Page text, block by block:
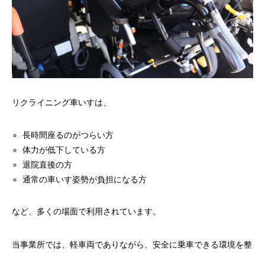
リクライニング車いすは、
長時間座るのがつらい方
体力が低下している方
退院直後の方
通常の車いす姿勢が負担になる方
など、多くの場面で利用されています。
当事業所では、軽車両でありながら、安全に乗車できる環境を整